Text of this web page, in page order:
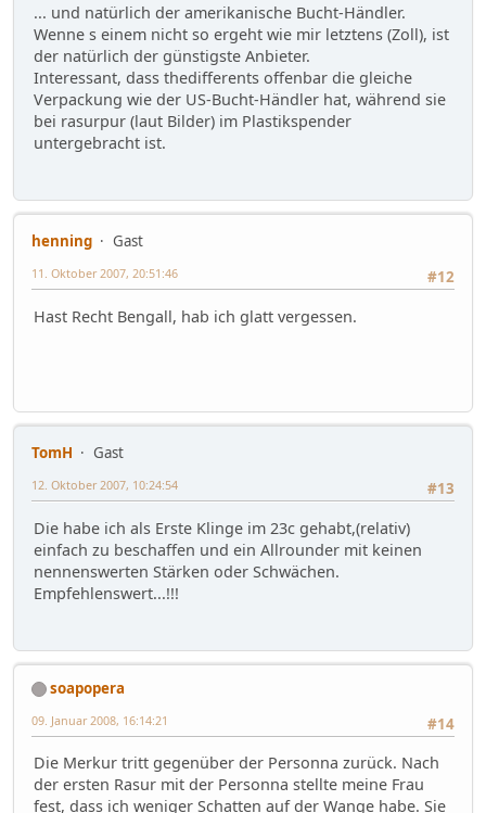
... und natürlich der amerikanische Bucht-Händler.
Wenne s einem nicht so ergeht wie mir letztens (Zoll), ist
der natürlich der günstigste Anbieter.
Interessant, dass thedifferents offenbar die gleiche
Verpackung wie der US-Bucht-Händler hat, während sie
bei rasurpur (laut Bilder) im Plastikspender
untergebracht ist.
henning
Gast
#12
11. Oktober 2007, 20:51:46
Hast Recht Bengall, hab ich glatt vergessen.
TomH
Gast
#13
12. Oktober 2007, 10:24:54
Die habe ich als Erste Klinge im 23c gehabt,(relativ)
einfach zu beschaffen und ein Allrounder mit keinen
nennenswerten Stärken oder Schwächen.
Empfehlenswert...!!!
soapopera
#14
09. Januar 2008, 16:14:21
Die Merkur tritt gegenüber der Personna zurück. Nach
der ersten Rasur mit der Personna stellte meine Frau
fest, dass ich weniger Schatten auf der Wange habe. Sie